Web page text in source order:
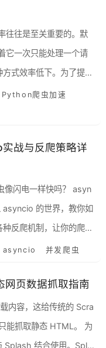
往往是至关重要的。默
它一次只能处理一个请
式效率低下。为了提高
的多线程...
Python爬虫加速
战与反爬策略详
像闪电一样快吗？ asyn
asyncio 的世界，教你如
反爬机制，让你的爬虫
asyncio 并发爬虫
网页数据抓取指南
内容，这给传统的 Scra
能抓取静态 HTML。 为
Splash 结合使用。Spla